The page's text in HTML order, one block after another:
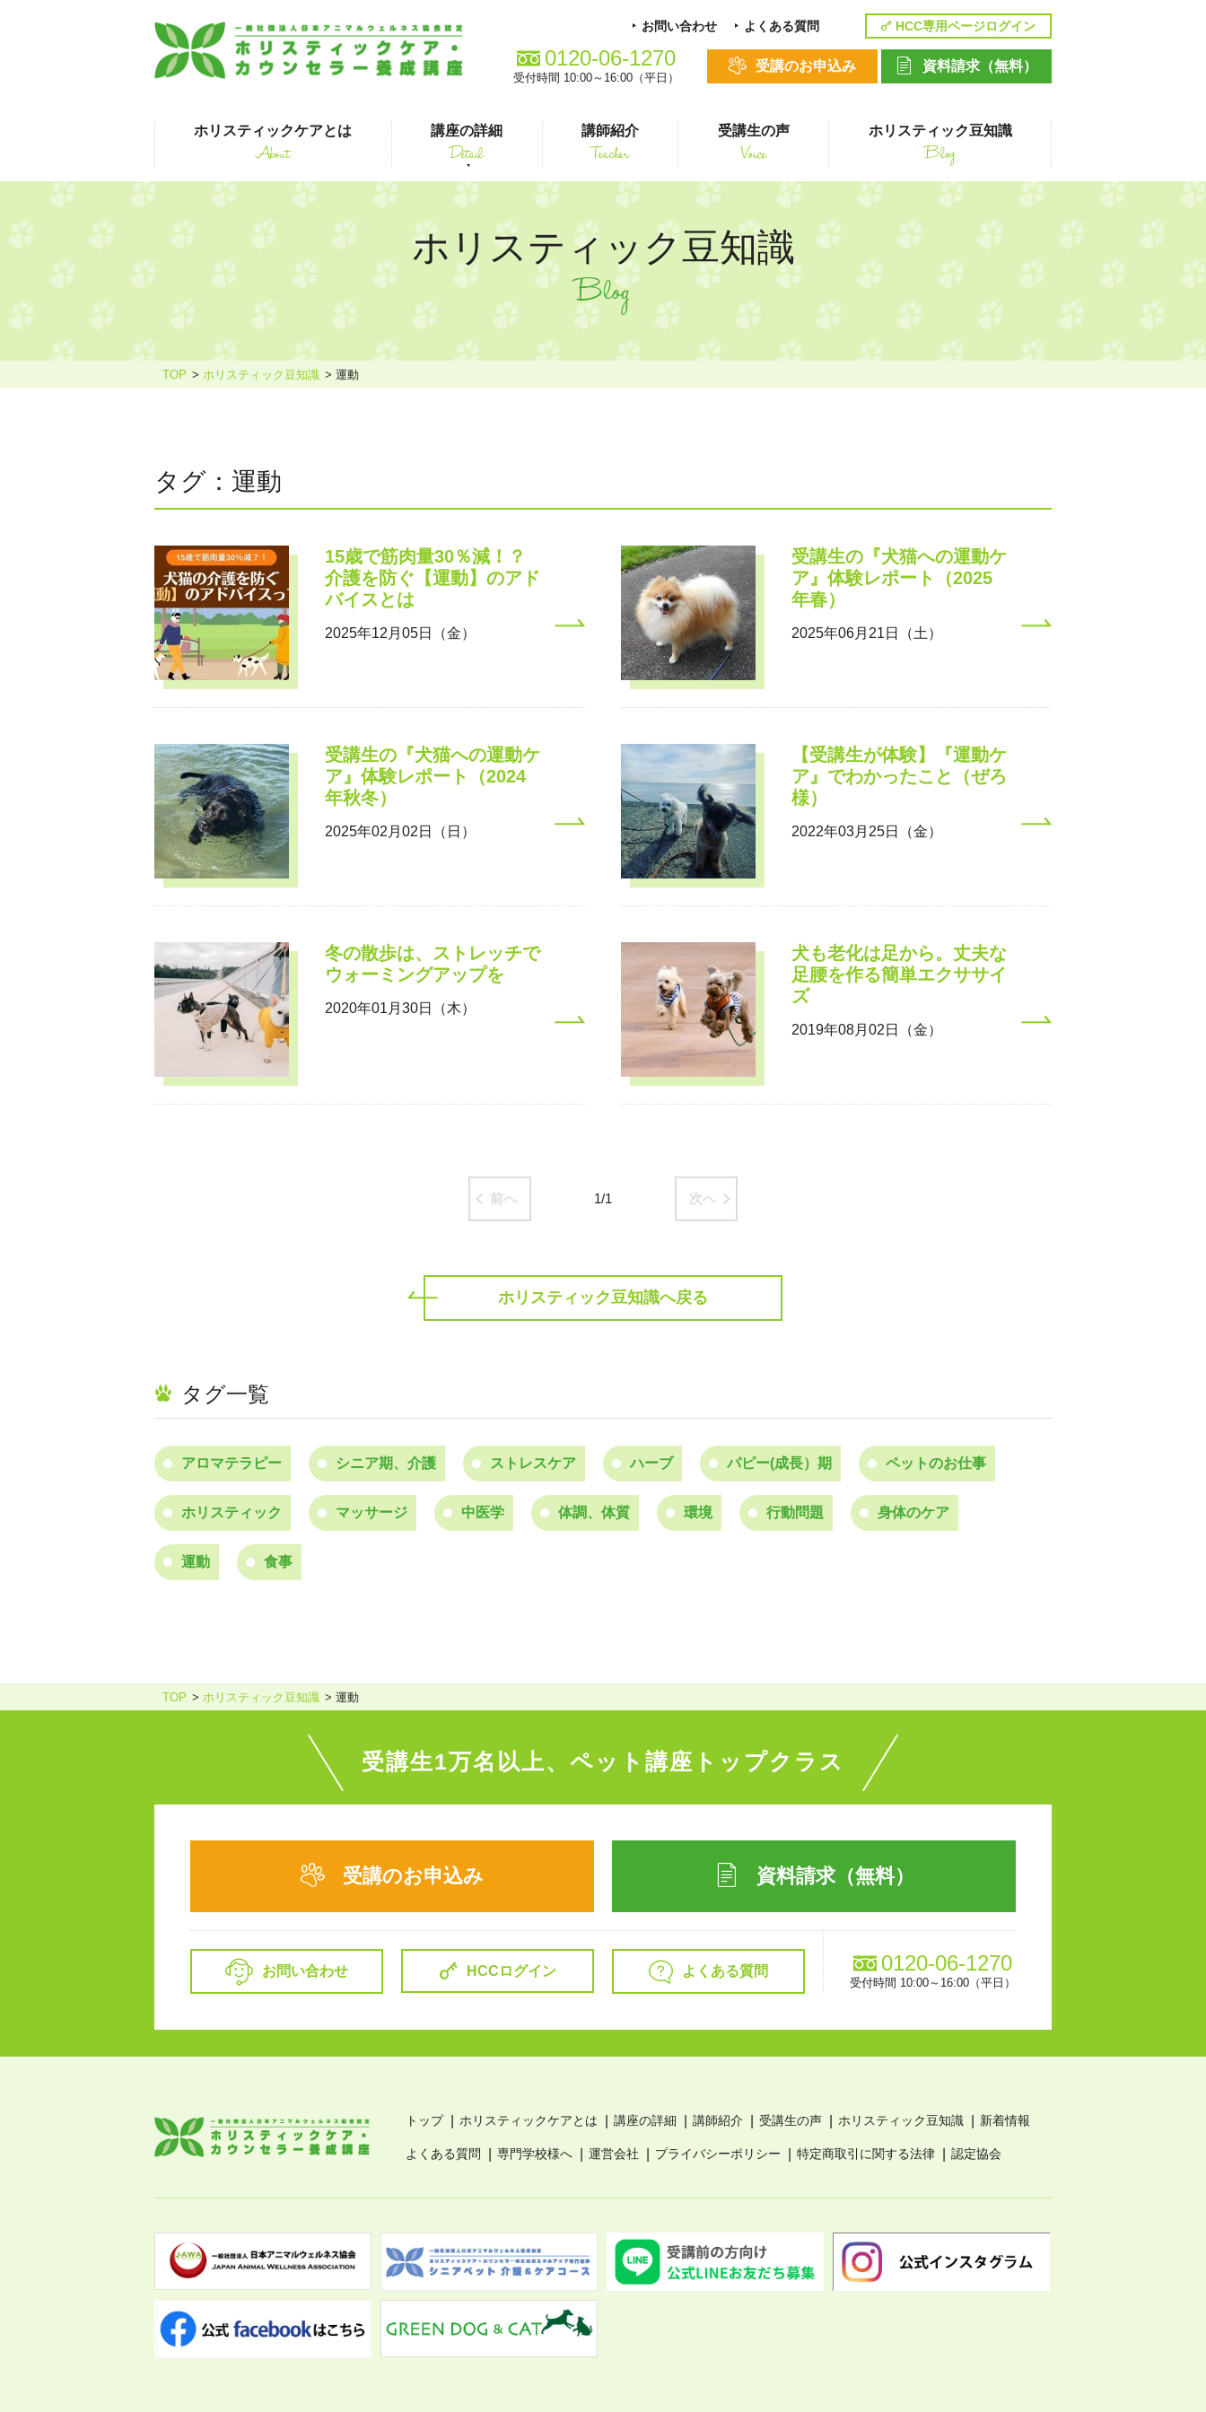
ホリスティックケアとは
About
講座の詳細
Detail
はじめて受講される方 スキルアップ講座
講師紹介
Teacher
受講生の声
Voice
ホリスティック豆知識
Blog
受講のお申込み 資料請求（無料）
お問い合わせ HCC専用ページログイン
よくある質問
0120-06-1270
受付時間 10:00～16:00（平日）
ホリスティック豆知識
Blog
TOP ホリスティック豆知識 運動
タグ：運動
15歳で筋肉量30％減！？
介護を防ぐ【運動】のアド
バイスとは
2025年12月05日（金）
受講生の『犬猫への運動ケ
ア』体験レポート（2025
年春）
2025年06月21日（土）
受講生の『犬猫への運動ケ
ア』体験レポート（2024
年秋冬）
2025年02月02日（日）
【受講生が体験】『運動ケ
ア』でわかったこと（ぜろ
様）
2022年03月25日（金）
冬の散歩は、ストレッチで
ウォーミングアップを
2020年01月30日（木）
犬も老化は足から。丈夫な
足腰を作る簡単エクササイ
ズ
2019年08月02日（金）
前へ 1/1 次へ
ホリスティック豆知識へ戻る
タグ一覧
アロマテラピー シニア期、介護 ストレスケア ハーブ パピー(成長）期 ペットのお仕事
ホリスティック マッサージ 中医学 体調、体質 環境 行動問題 身体のケア
運動 食事
TOP ホリスティック豆知識 運動
受講生1万名以上、 ペット講座トップクラス
受講のお申込み 資料請求（無料）
お問い合わせ HCCログイン よくある質問 0120-06-1270
受付時間 10:00～16:00（平日）
トップ ホリスティックケアとは 講座の詳細 講師紹介 受講生の声 ホリスティック豆知識 新着情報
よくある質問 専門学校様へ 運営会社 プライバシーポリシー 特定商取引に関する法律 認定協会